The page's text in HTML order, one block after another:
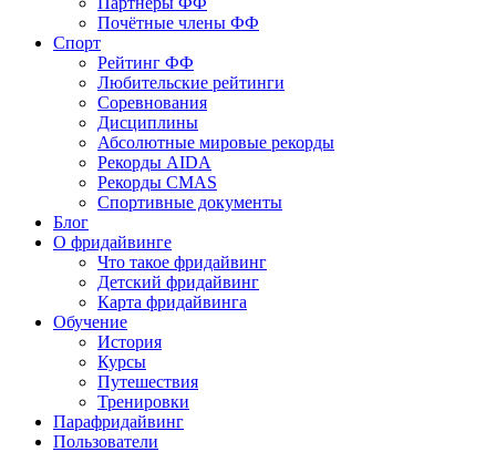
Почётные члены ФФ
Спорт
Рейтинг ФФ
Любительские рейтинги
Соревнования
Дисциплины
Абсолютные мировые рекорды
Рекорды AIDA
Рекорды CMAS
Спортивные документы
Блог
О фридайвинге
Что такое фридайвинг
Детский фридайвинг
Карта фридайвинга
Обучение
История
Курсы
Путешествия
Тренировки
Парафридайвинг
Пользователи